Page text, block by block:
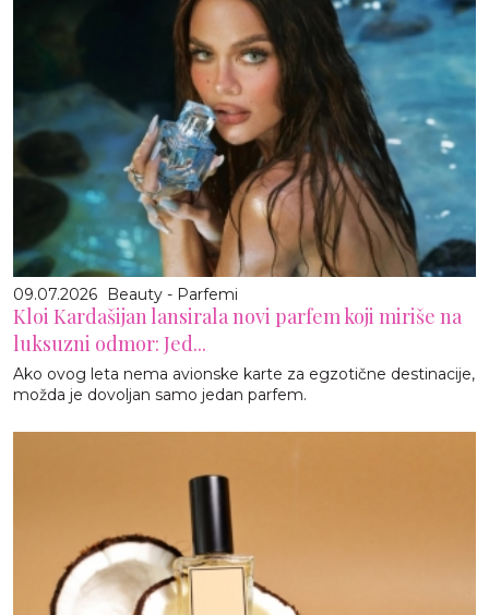
09.07.2026 Beauty - Parfemi
Kloi Kardašijan lansirala novi parfem koji miriše na
luksuzni odmor: Jed...
Ako ovog leta nema avionske karte za egzotične destinacije,
možda je dovoljan samo jedan parfem.